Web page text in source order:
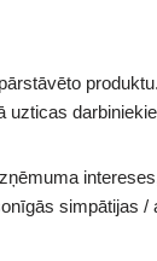
uzticas
simpātijas /